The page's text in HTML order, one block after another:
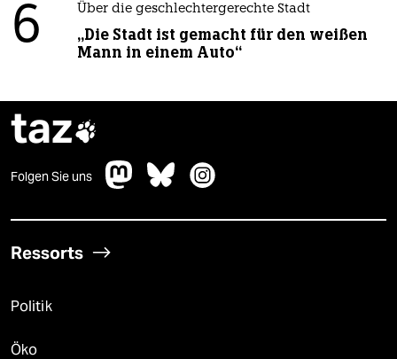
6 Über die geschlechtergerechte Stadt
„Die Stadt ist gemacht für den weißen
Mann in einem Auto“
taz
Folgen Sie uns
Ressorts
Politik
Öko